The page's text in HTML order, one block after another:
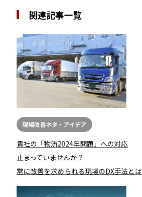
関連記事一覧
現場改善ネタ・アイデア
貴社の「物流2024年問題」への対応
止まっていませんか？
常に改善を求められる現場のDX手法とは